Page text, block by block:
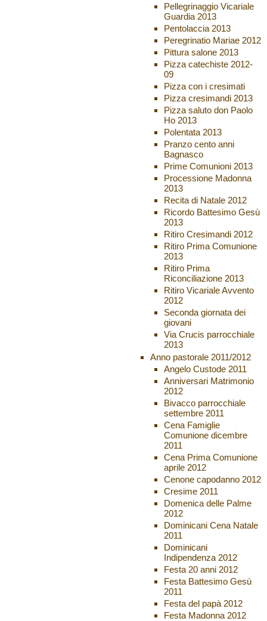
Pellegrinaggio Vicariale
Guardia 2013
Pentolaccia 2013
Peregrinatio Mariae 2012
Pittura salone 2013
Pizza catechiste 2012-
09
Pizza con i cresimati
Pizza cresimandi 2013
Pizza saluto don Paolo
Ho 2013
Polentata 2013
Pranzo cento anni
Bagnasco
Prime Comunioni 2013
Processione Madonna
2013
Recita di Natale 2012
Ricordo Battesimo Gesù
2013
Ritiro Cresimandi 2012
Ritiro Prima Comunione
2013
Ritiro Prima
Riconciliazione 2013
Ritiro Vicariale Avvento
2012
Seconda giornata dei
giovani
Via Crucis parrocchiale
2013
Anno pastorale 2011/2012
Angelo Custode 2011
Anniversari Matrimonio
2012
Bivacco parrocchiale
settembre 2011
Cena Famiglie
Comunione dicembre
2011
Cena Prima Comunione
aprile 2012
Cenone capodanno 2012
Cresime 2011
Domenica delle Palme
2012
Dominicani Cena Natale
2011
Dominicani
Indipendenza 2012
Festa 20 anni 2012
Festa Battesimo Gesù
2011
Festa del papà 2012
Festa Madonna 2012